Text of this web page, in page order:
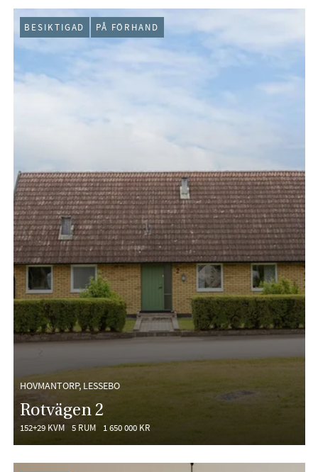
HOVMANTORP, LESSEBO
Rotvägen 2
152+29 KVM 5 RUM 1 650 000 KR
BESIKTIGAD PÅ FÖRHAND